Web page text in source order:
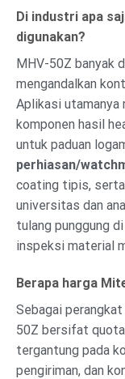
Di industri apa
digunakan?
MHV-50Z banyak
mengandalkan
Aplikasi utamanya
komponen hasil
untuk paduan
perhiasan/
coating tipis,
universitas dan
tulang punggung
inspeksi material
Berapa harga
Sebagai
50Z bersifat
tergantung pada
pengiriman, dan